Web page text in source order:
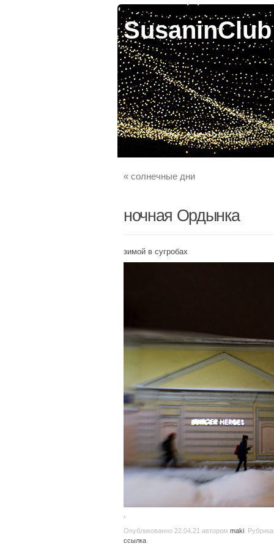
SusaninClub
« солнечные дни
ночная Ордынка
зимой в сугробах
.
Опубликованно 22.04.21 автором maki . Рубрика:
ссылка